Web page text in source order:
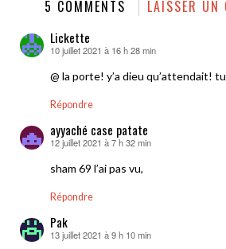
5 COMMENTS LAISSER UN
Lickette
dit :
10 juillet 2021 à 16 h 28 min
@ la porte! y’a dieu qu’attendait!
Répondre
ayyaché case patate
dit :
12 juillet 2021 à 7 h 32 min
sham 69 l’ai pas vu,
Répondre
Pak
dit :
13 juillet 2021 à 9 h 10 min